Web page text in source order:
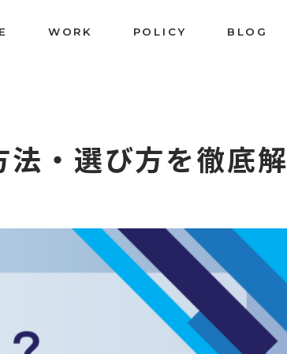
WORK POLICY BLOG
・選び方を徹底解